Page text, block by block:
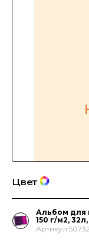
Цвет
Альбом для
150 г/м2,
Артикул